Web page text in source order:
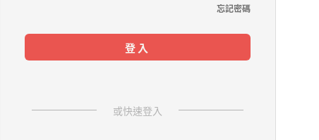
忘記密碼
登入
或快速登入